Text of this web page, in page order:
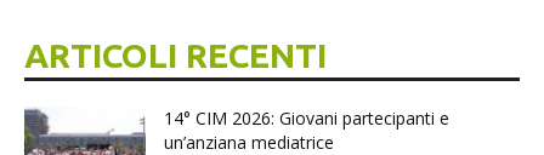
ARTICOLI RECENTI
14° CIM 2026: Giovani partecipanti e
un’anziana mediatrice